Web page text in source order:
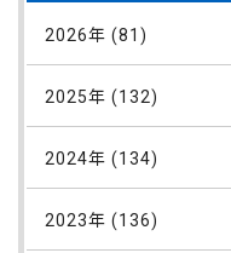
2026年 (81)
2025年 (132)
2024年 (134)
2023年 (136)